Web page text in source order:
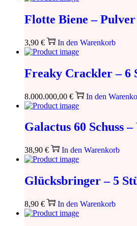
Flotte Biene – Pulver
3,90 € In den Warenkorb
Freaky Crackler – 6
8.000.000,00 € In den
Galactus 60 Schuss
38,90 € In den Warenkorb
Glücksbringer – 5
8,90 € In den Warenkorb